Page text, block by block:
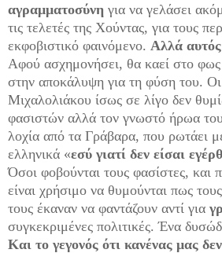
αγραμματοσύνη για να γελάσει
τις τελετές της Χούντας, για τους
εκφοβιστικό φαινόμενο. Αλλά
Αφού ασχημονήσει, θα καεί στο
στην αποκάλυψη για τη φύση του. Οι
Μιχαλολιάκου ίσως σε λίγο δεν
φασιστών αλλά τον γνωστό ήρωα
λοχία από τα Γράβαρα, που ρωτάει
ελληνικά «εσύ γιατί δεν είσαι
Όσοι φοβούνται τους φασίστες, και
είναι χρήσιμο να θυμούνται πως
τους έκαναν να φαντάζουν αντί για
συγκεκριμένες πολιτικές. Ένα
Και το γεγονός ότι κανένας μας